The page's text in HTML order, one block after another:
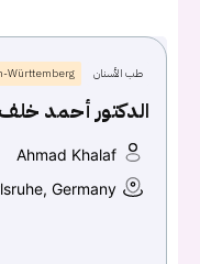
طب الأسنان Württemberg
الدكتور أحمد خلف
Ahmad Khalaf
Germany